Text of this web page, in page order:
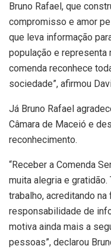
Bruno Rafael, que
compromisso e amor
que leva informação
população e representa
comenda reconhece
sociedade”, afirmou
Já Bruno Rafael
Câmara de Maceió e
reconhecimento.
“Receber a Comenda
muita alegria e
trabalho, acreditando
responsabilidade de
motiva ainda mais a
pessoas”, declarou